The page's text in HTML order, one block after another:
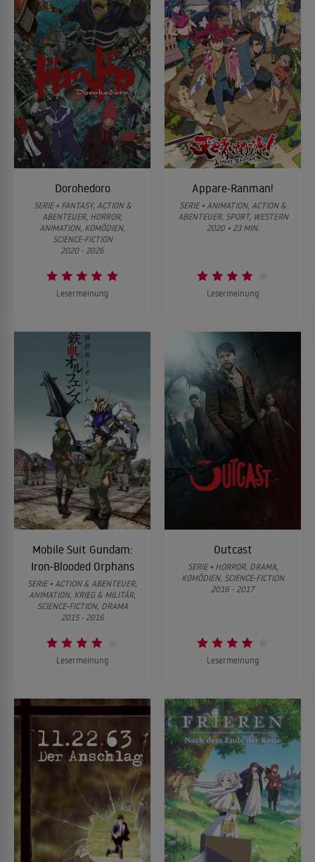
Dorohedoro
SERIE • FANTASY, ACTION &
ABENTEUER, HORROR,
ANIMATION, KOMÖDIEN,
SCIENCE-FICTION
2020 - 2026
Lesermeinung
Appare-Ranman!
SERIE • ANIMATION, ACTION &
ABENTEUER, SPORT, WESTERN
2020 • 23 MIN.
Lesermeinung
Mobile Suit Gundam:
Iron-Blooded Orphans
SERIE • ACTION & ABENTEUER,
ANIMATION, KRIEG & MILITÄR,
SCIENCE-FICTION, DRAMA
2015 - 2016
Lesermeinung
Outcast
SERIE • HORROR, DRAMA,
KOMÖDIEN, SCIENCE-FICTION
2016 - 2017
Lesermeinung